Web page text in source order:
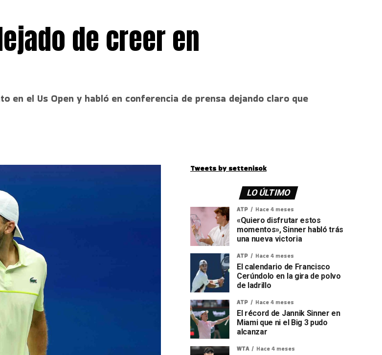
de creer en
en el Us Open y habló en conferencia de prensa dejando claro que
Tweets by settenisok
LO ÚLTIMO
ATP Hace 4 meses
«Quiero disfrutar estos
momentos», Sinner habló trás
una nueva victoria
ATP Hace 4 meses
El calendario de Francisco
Cerúndolo en la gira de polvo
de ladrillo
ATP Hace 4 meses
El récord de Jannik Sinner en
Miami que ni el Big 3 pudo
alcanzar
WTA Hace 4 meses